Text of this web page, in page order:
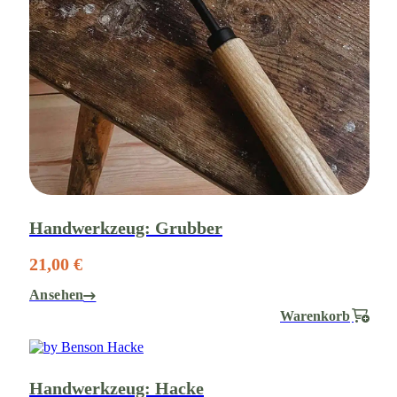
Handwerkzeug: Grubber
21,00 €
Ansehen
Warenkorb
Handwerkzeug: Hacke